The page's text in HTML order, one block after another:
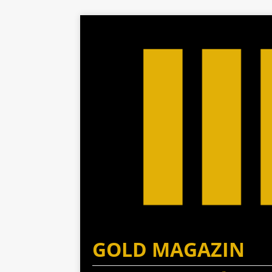
GOLD MAGAZIN